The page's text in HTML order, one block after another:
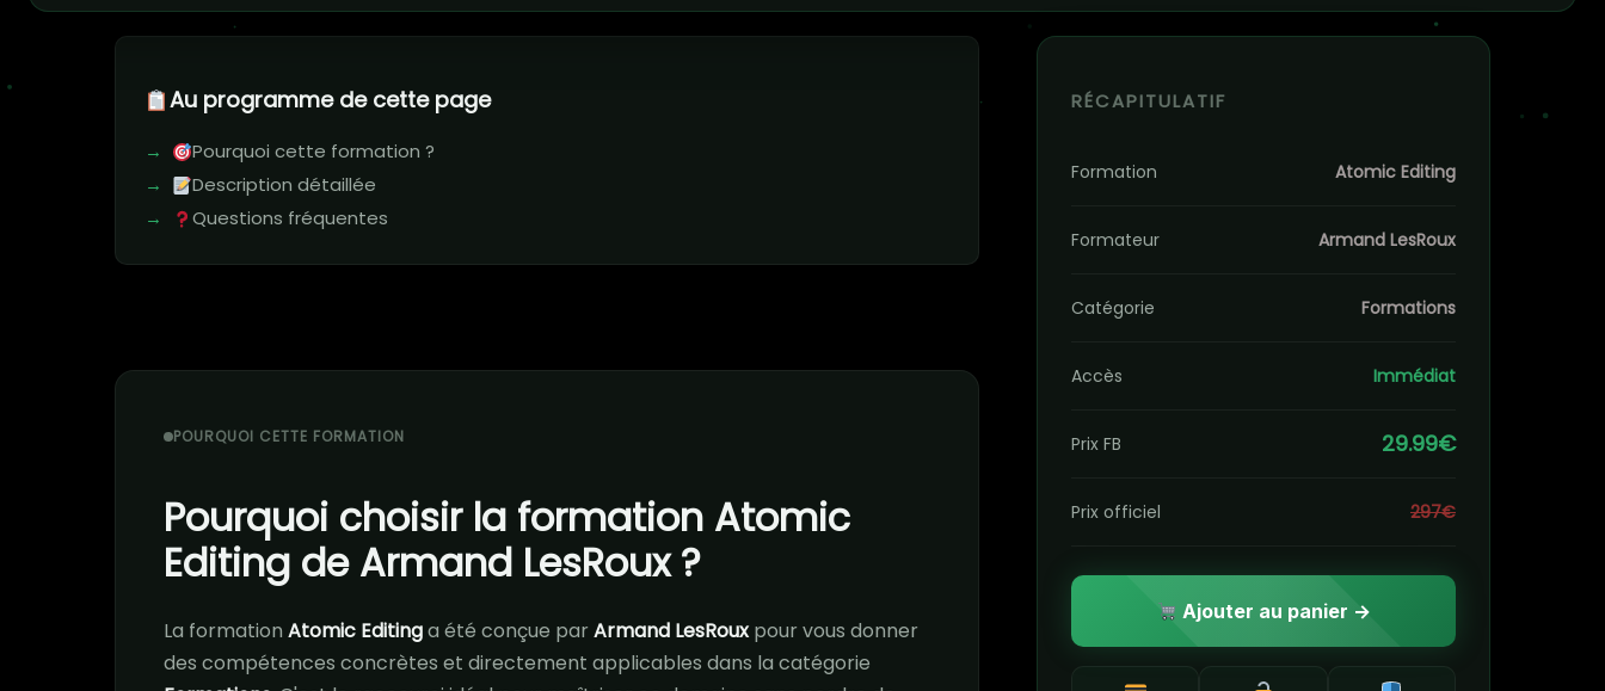
Au programme de cette page
Pourquoi cette formation ?
Description détaillée
Questions fréquentes
POURQUOI CETTE FORMATION
Pourquoi choisir la formation Atomic
Editing de Armand LesRoux ?
La formation Atomic Editinga été conçue parArmand LesRouxpour vous donner
des compétences concrètes et directement applicables dans la catégorie
RÉCAPITULATIF
Formation Atomic Editing
Formateur Armand LesRoux
Catégorie Formations
Accès Immédiat
Prix FB 29.99€
Prix officiel 297€
Ajouter au panier →